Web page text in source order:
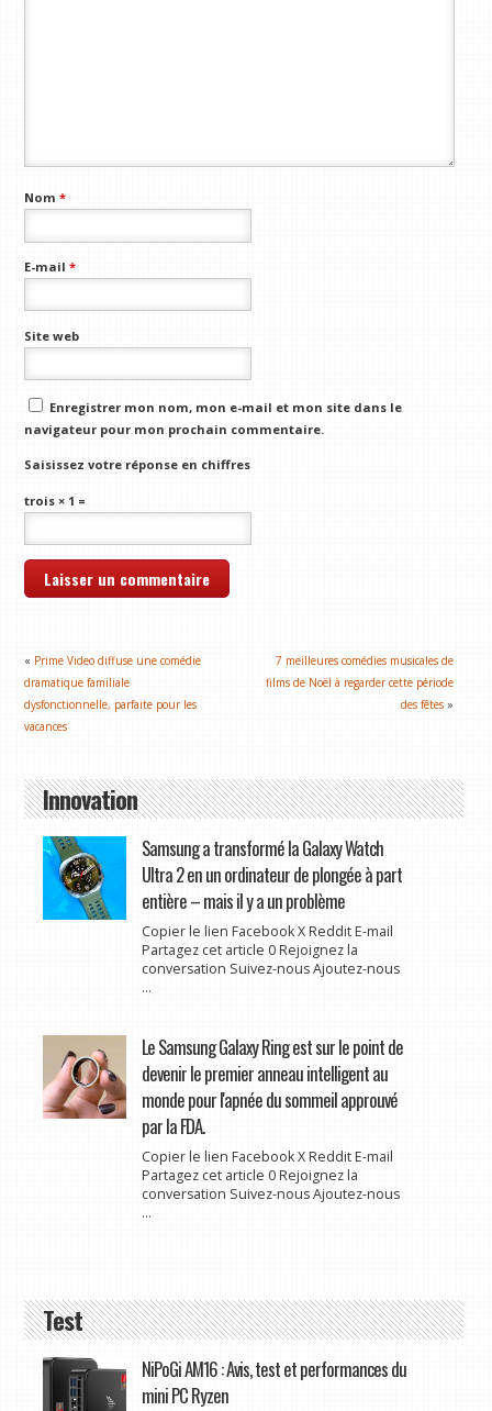
Nom*
E-mail*
Site web
Enregistrer mon nom, mon e-mail et mon site dans le
navigateur pour mon prochain commentaire.
Saisissez votre réponse en chiffres
trois × 1 =
« Prime Video diffuse une comédie
dramatique familiale
dysfonctionnelle, parfaite pour les
vacances
7 meilleures comédies musicales de
films de Noël à regarder cette période
des fêtes »
Innovation
Samsung a transformé la Galaxy Watch
Ultra 2 en un ordinateur de plongée à part
entière – mais il y a un problème
Copier le lien Facebook X Reddit E-mail
Partagez cet article 0 Rejoignez la
conversation Suivez-nous Ajoutez-nous
...
Le Samsung Galaxy Ring est sur le point de
devenir le premier anneau intelligent au
monde pour l'apnée du sommeil approuvé
par la FDA.
Copier le lien Facebook X Reddit E-mail
Partagez cet article 0 Rejoignez la
conversation Suivez-nous Ajoutez-nous
...
Test
NiPoGi AM16 : Avis, test et performances du
mini PC Ryzen